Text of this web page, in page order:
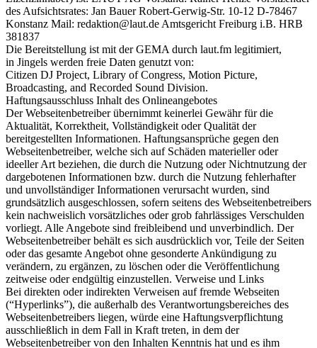
des Aufsichtsrates: Jan Bauer Robert-Gerwig-Str. 10-12 D-78467
Konstanz Mail: redaktion@laut.de Amtsgericht Freiburg i.B. HRB
381837
Die Bereitstellung ist mit der GEMA durch laut.fm legitimiert,
in Jingels werden freie Daten genutzt von:
Citizen DJ Project, Library of Congress, Motion Picture,
Broadcasting, and Recorded Sound Division.
Haftungsausschluss Inhalt des Onlineangebotes
Der Webseitenbetreiber übernimmt keinerlei Gewähr für die
Aktualität, Korrektheit, Vollständigkeit oder Qualität der
bereitgestellten Informationen. Haftungsansprüche gegen den
Webseitenbetreiber, welche sich auf Schäden materieller oder
ideeller Art beziehen, die durch die Nutzung oder Nichtnutzung der
dargebotenen Informationen bzw. durch die Nutzung fehlerhafter
und unvollständiger Informationen verursacht wurden, sind
grundsätzlich ausgeschlossen, sofern seitens des Webseitenbetreibers
kein nachweislich vorsätzliches oder grob fahrlässiges Verschulden
vorliegt. Alle Angebote sind freibleibend und unverbindlich. Der
Webseitenbetreiber behält es sich ausdrücklich vor, Teile der Seiten
oder das gesamte Angebot ohne gesonderte Ankündigung zu
verändern, zu ergänzen, zu löschen oder die Veröffentlichung
zeitweise oder endgültig einzustellen. Verweise und Links
Bei direkten oder indirekten Verweisen auf fremde Webseiten
(“Hyperlinks”), die außerhalb des Verantwortungsbereiches des
Webseitenbetreibers liegen, würde eine Haftungsverpflichtung
ausschließlich in dem Fall in Kraft treten, in dem der
Webseitenbetreiber von den Inhalten Kenntnis hat und es ihm